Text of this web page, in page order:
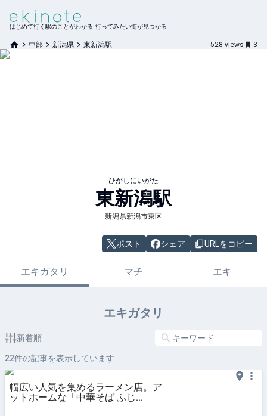
はじめて行く駅のことがわかる 行ってみたい街が見つかる
中部 新潟県 東新潟駅 528 views 3
ひがしにいがた
東新潟駅
新潟県新潟市東区
ポスト シェア URLをコピー
エキガタリ マチ エキ
エキガタリ
新着順
22件の記事を表示しています
幅広い人気を集めるラーメン店。ア
ットホームな「中華そば ふじ